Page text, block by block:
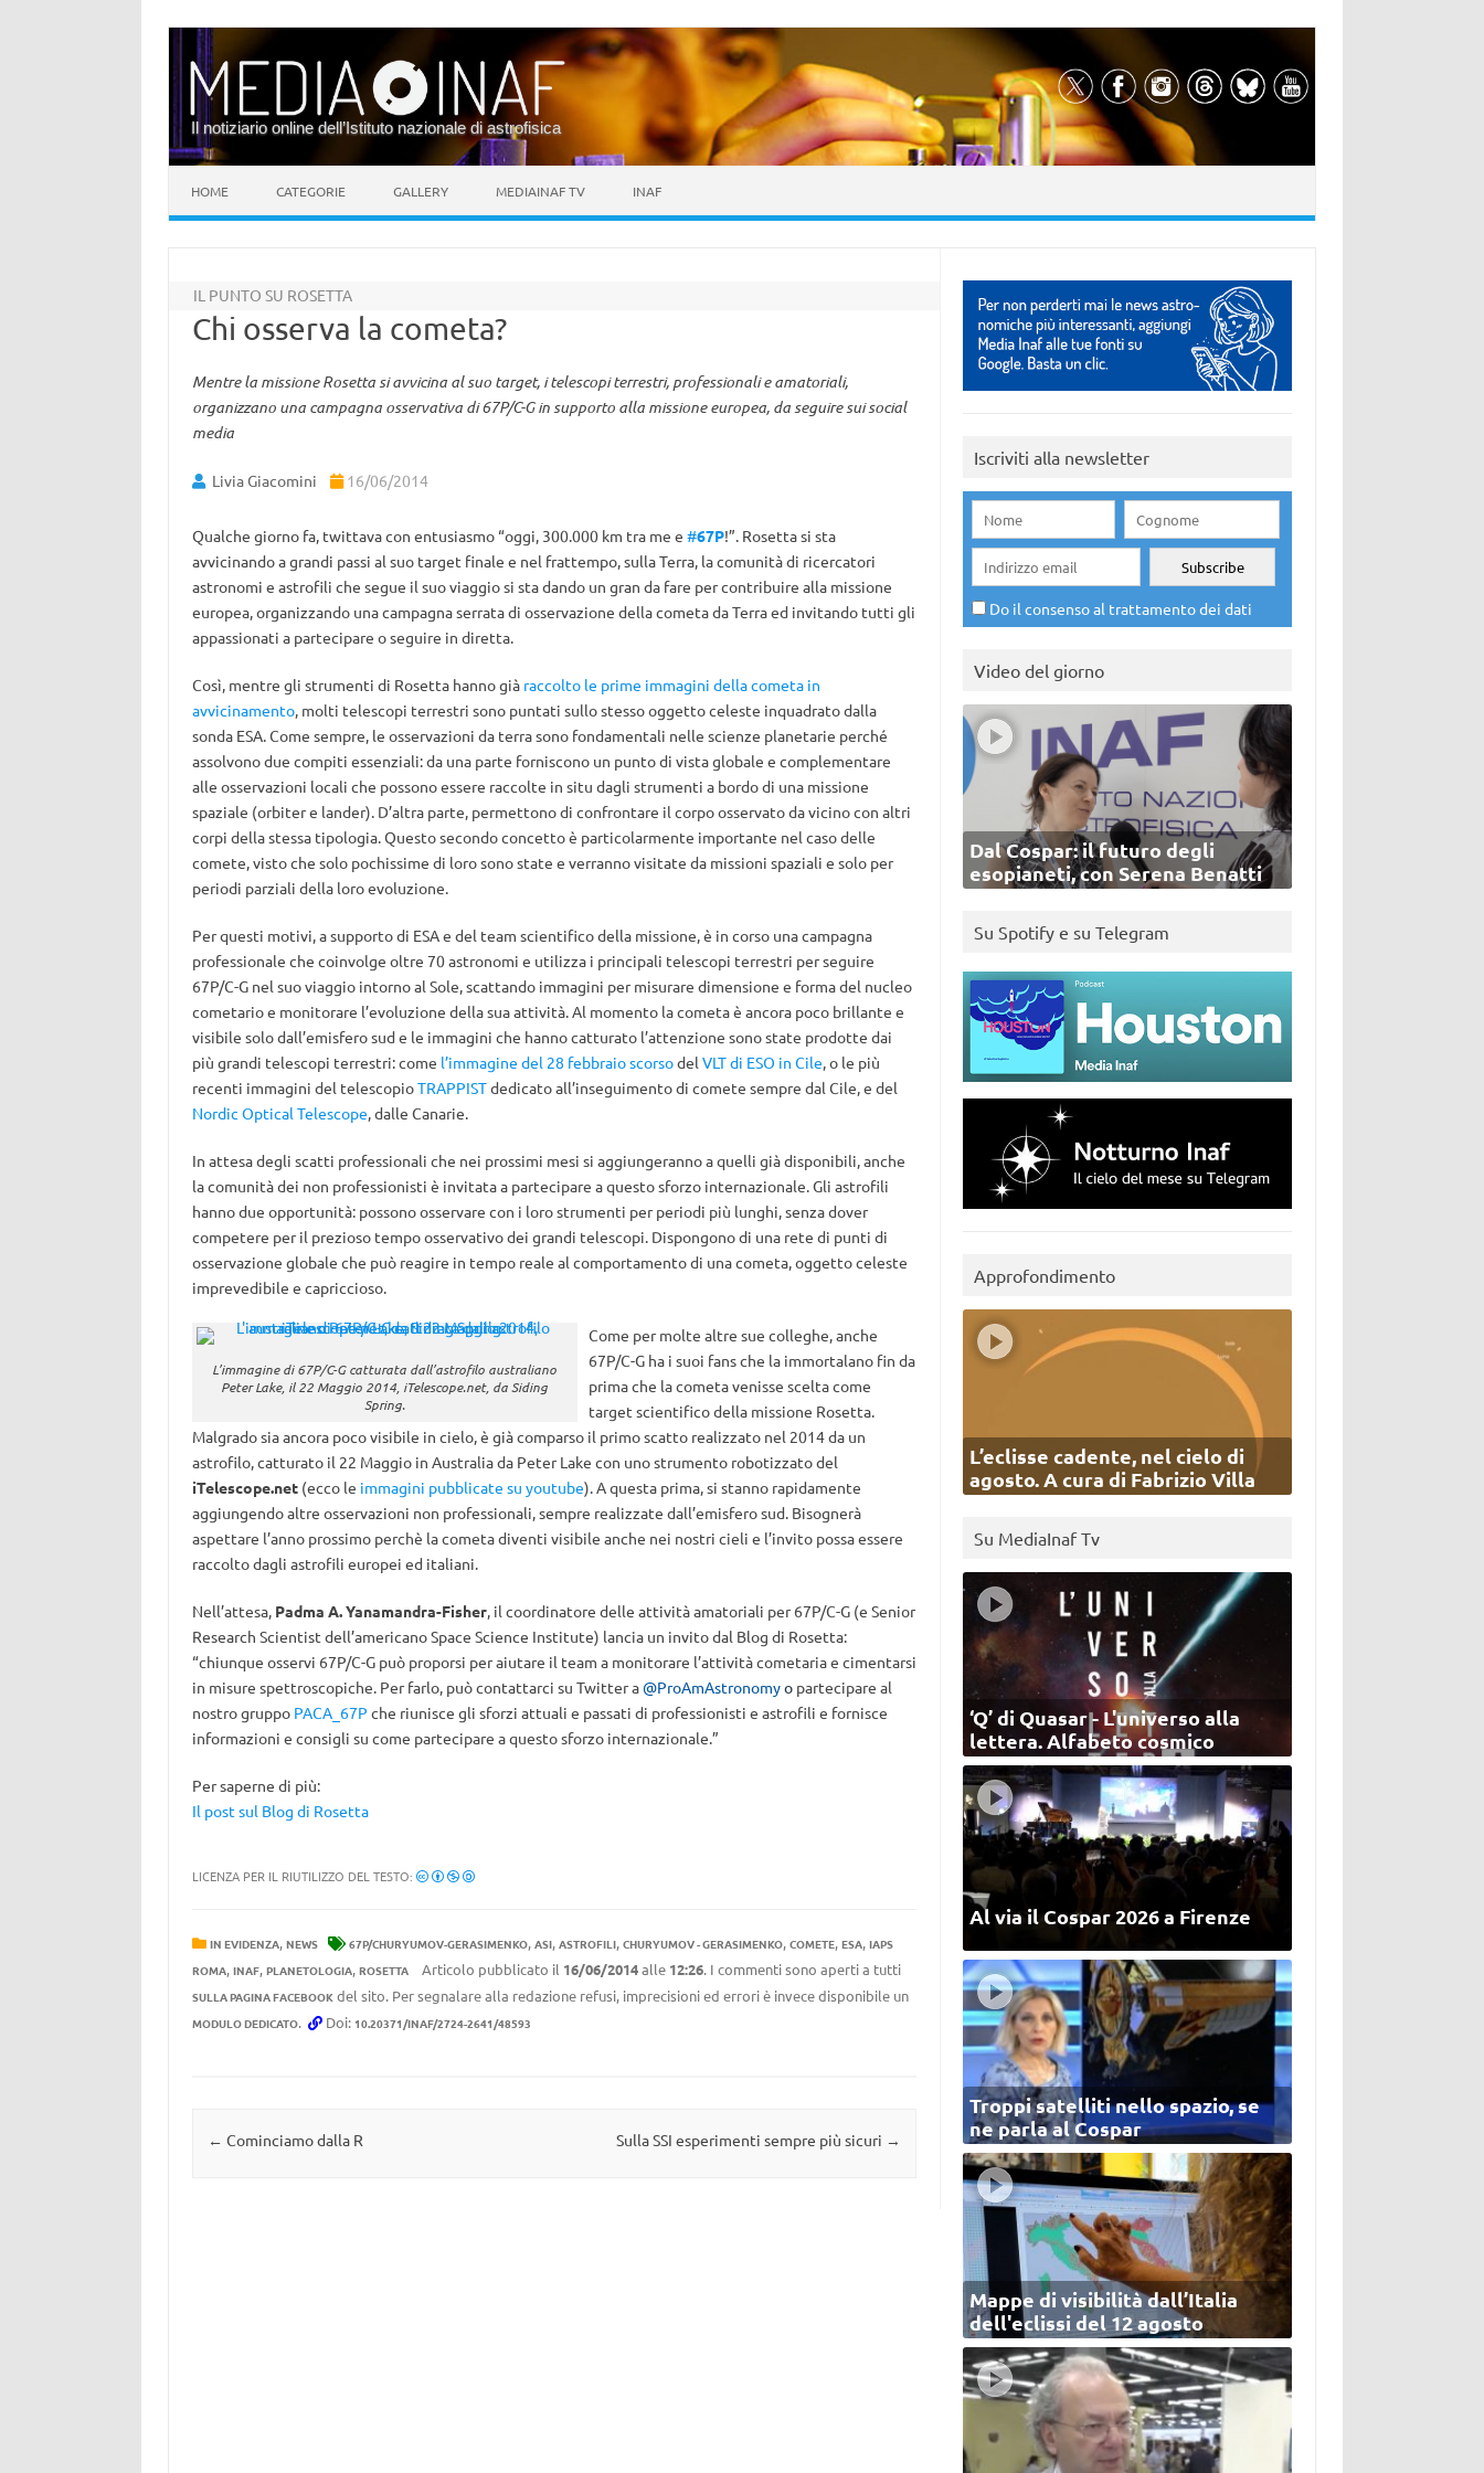
Il notiziario online dell’Istituto nazionale di astrofisica
HOME CATEGORIE GALLERY MEDIAINAF TV INAF
IL PUNTO SU ROSETTA
Chi osserva la cometa?
Mentre la missione Rosetta si avvicina al suo target, i telescopi terrestri, professionali e amatoriali,
organizzano una campagna osservativa di 67P/C-G in supporto alla missione europea, da seguire sui social
media
Livia Giacomini 16/06/2014
Qualche giorno fa, twittava con entusiasmo “oggi, 300.000 km tra me e #67P!”. Rosetta si sta
avvicinando a grandi passi al suo target finale e nel frattempo, sulla Terra, la comunità di ricercatori
astronomi e astrofili che segue il suo viaggio si sta dando un gran da fare per contribuire alla missione
europea, organizzando una campagna serrata di osservazione della cometa da Terra ed invitando tutti gli
appassionati a partecipare o seguire in diretta.
Così, mentre gli strumenti di Rosetta hanno già raccolto le prime immagini della cometa in
avvicinamento, molti telescopi terrestri sono puntati sullo stesso oggetto celeste inquadrato dalla
sonda ESA. Come sempre, le osservazioni da terra sono fondamentali nelle scienze planetarie perché
assolvono due compiti essenziali: da una parte forniscono un punto di vista globale e complementare
alle osservazioni locali che possono essere raccolte in situ dagli strumenti a bordo di una missione
spaziale (orbiter e lander). D’altra parte, permettono di confrontare il corpo osservato da vicino con altri
corpi della stessa tipologia. Questo secondo concetto è particolarmente importante nel caso delle
comete, visto che solo pochissime di loro sono state e verranno visitate da missioni spaziali e solo per
periodi parziali della loro evoluzione.
Per questi motivi, a supporto di ESA e del team scientifico della missione, è in corso una campagna
professionale che coinvolge oltre 70 astronomi e utilizza i principali telescopi terrestri per seguire
67P/C-G nel suo viaggio intorno al Sole, scattando immagini per misurare dimensione e forma del nucleo
cometario e monitorare l’evoluzione della sua attività. Al momento la cometa è ancora poco brillante e
visibile solo dall’emisfero sud e le immagini che hanno catturato l’attenzione sono state prodotte dai
più grandi telescopi terrestri: come l’immagine del 28 febbraio scorsodel VLT di ESO in Cile, o le più
recenti immagini del telescopioTRAPPISTdedicato all’inseguimento di comete sempre dal Cile, e del
Nordic Optical Telescope, dalle Canarie.
In attesa degli scatti professionali che nei prossimi mesi si aggiungeranno a quelli già disponibili, anche
la comunità dei non professionisti è invitata a partecipare a questo sforzo internazionale. Gli astrofili
hanno due opportunità: possono osservare con i loro strumenti per periodi più lunghi, senza dover
competere per il prezioso tempo osservativo dei grandi telescopi. Dispongono di una rete di punti di
osservazione globale che può reagire in tempo reale al comportamento di una cometa, oggetto celeste
imprevedibile e capriccioso.
L’immagine di 67P/C-G catturata dall’astrofilo australiano
Peter Lake, il 22 Maggio 2014, iTelescope.net, da Siding
Spring.
Come per molte altre sue colleghe, anche
67P/C-G ha i suoi fans che la immortalano fin da
prima che la cometa venisse scelta come
target scientifico della missione Rosetta.
Malgrado sia ancora poco visibile in cielo, è già comparso il primo scatto realizzato nel 2014 da un
astrofilo, catturato il 22 Maggio in Australia da Peter Lake con uno strumento robotizzato del
iTelescope.net(ecco le immagini pubblicate su youtube). A questa prima, si stanno rapidamente
aggiungendo altre osservazioni non professionali, sempre realizzate dall’emisfero sud. Bisognerà
aspettare l’anno prossimo perchè la cometa diventi visibile anche nei nostri cieli e l’invito possa essere
raccolto dagli astrofili europei ed italiani.
Nell’attesa, Padma A. Yanamandra-Fisher, il coordinatore delle attività amatoriali per 67P/C-G (e Senior
Research Scientist dell’americano Space Science Institute) lancia un invito dal Blog di Rosetta:
“chiunque osservi 67P/C-G può proporsi per aiutare il team a monitorare l’attività cometaria e cimentarsi
in misure spettroscopiche. Per farlo, può contattarci su Twitter a @ProAmAstronomyo partecipare al
nostro gruppo PACA_67P che riunisce gli sforzi attuali e passati di professionisti e astrofili e fornisce
informazioni e consigli su come partecipare a questo sforzo internazionale.”
Per saperne di più:
Il post sul Blog di Rosetta
LICENZA PER IL RIUTILIZZO DEL TESTO:
IN EVIDENZA, NEWS 67P/CHURYUMOV-GERASIMENKO, ASI, ASTROFILI, CHURYUMOV - GERASIMENKO, COMETE, ESA, IAPS
ROMA, INAF, PLANETOLOGIA, ROSETTA Articolo pubblicato il 16/06/2014alle 12:26. I commenti sono aperti a tutti
SULLA PAGINA FACEBOOKdel sito. Per segnalare alla redazione refusi, imprecisioni ed errori è invece disponibile un
MODULO DEDICATO. Doi: 10.20371/INAF/2724-2641/48593
Navigazione articolo
← Cominciamo dalla R Sulla SSI esperimenti sempre più sicuri →
Iscriviti alla newsletter
Do il consenso al trattamento dei dati
Video del giorno
Dal Cospar: il futuro degli
esopianeti, con Serena Benatti
Su Spotify e su Telegram
Approfondimento
L’eclisse cadente, nel cielo di
agosto. A cura di Fabrizio Villa
Su MediaInaf Tv
‘Q’ di Quasar - L'universo alla
lettera. Alfabeto cosmico
Al via il Cospar 2026 a Firenze
Troppi satelliti nello spazio, se
ne parla al Cospar
Mappe di visibilità dall’Italia
dell'eclissi del 12 agosto